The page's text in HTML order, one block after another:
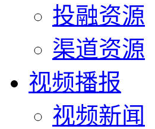
投融资源
渠道资源
视频播报
视频新闻